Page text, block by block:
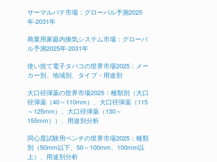
サーマルパテ市場：グローバル予測2025
年-2031年
商業用家庭内換気システム市場：グローバ
ル予測2025年-2031年
使い捨て電子タバコの世界市場2025：メー
カー別、地域別、タイプ・用途別
大口径弾薬の世界市場2025：種類別（大口
径弾薬（40～110mm）、大口径弾薬（115
～125mm）、大口径弾薬（130～
155mm））、用途別分析
同心度試験用ベンチの世界市場2025：種類
別（50mm以下、50～100mm、100mm以
上）、用途別分析